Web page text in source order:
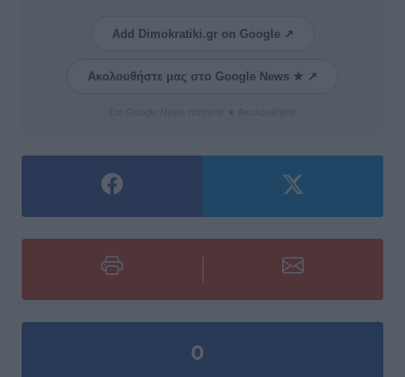
Add Dimokratiki.gr on Google ↗
Ακολουθήστε μας στο Google News ★ ↗
0